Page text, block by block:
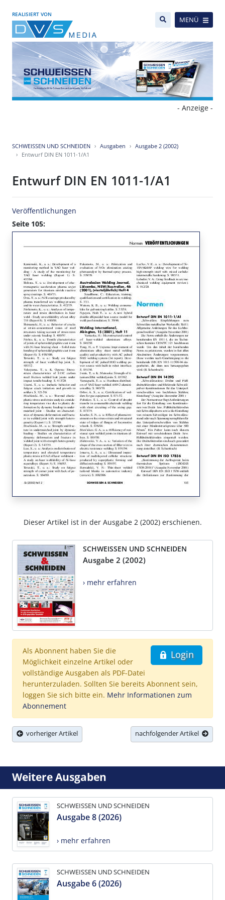
REALISIERT VON
MENÜ
- Anzeige -
SCHWEISSEN UND SCHNEIDEN Ausgaben
Ausgabe 2 (2002)
Entwurf DIN EN 1011-1/A1
Entwurf DIN EN 1011-1/A1
Veröffentlichungen
Seite 105:
Dieser Artikel ist in der Ausgabe 2 (2002) erschienen.
SCHWEISSEN UND SCHNEIDEN
Ausgabe 2 (2002)
› mehr erfahren
Login
Als Abonnent haben Sie die
Möglichkeit einzelne Artikel oder
vollständige Ausgaben als PDF-Datei
herunterzuladen. Sollten Sie bereits Abonnent sein,
loggen Sie sich bitte ein. Mehr Informationen zum
Abonnement
vorheriger Artikel nachfolgender Artikel
Weitere Ausgaben
SCHWEISSEN UND SCHNEIDEN
Ausgabe 8 (2026)
› mehr erfahren
SCHWEISSEN UND SCHNEIDEN
Ausgabe 6 (2026)